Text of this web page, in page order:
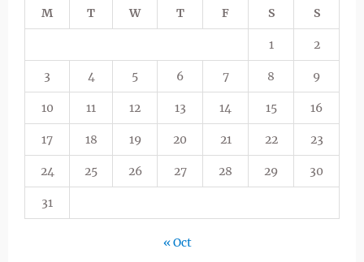
M T W T F S S
1 2
3 4 5 6 7 8 9
10 11 12 13 14 15 16
17 18 19 20 21 22 23
24 25 26 27 28 29 30
31
« Oct